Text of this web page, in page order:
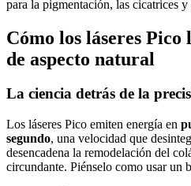
para la pigmentación, las cicatrices y
Cómo los láseres
de aspecto natural
La ciencia detrás de la
Los láseres Pico emiten energía en
segundo, una velocidad que
desencadena la remodelación del
circundante. Piénselo como usar un